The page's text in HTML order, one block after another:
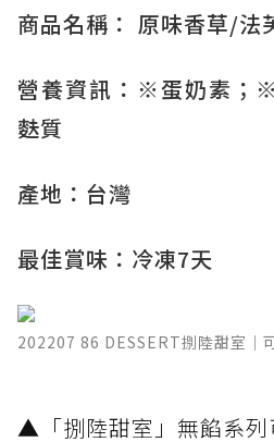
商品名稱： 原味香草/法
營養資訊：※蛋奶素；
麩質
產地：台灣
最佳賞味：冷凍7天
202207 86 DESSERT捌陸甜室｜
​▲「捌陸甜室」無餡系